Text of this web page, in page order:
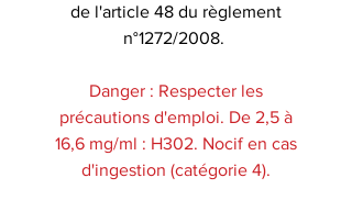
de l'article 48 du règlement
n°1272/2008.
Danger : Respecter les
précautions d'emploi. De 2,5 à
16,6 mg/ml : H302. Nocif en cas
d'ingestion (catégorie 4).